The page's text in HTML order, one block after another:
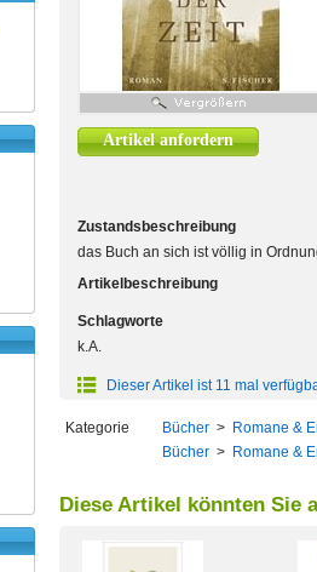
Artikel anfordern
Zustandsbeschreibung
das Buch an sich ist völlig in
Artikelbeschreibung
Schlagworte
k.A.
Dieser Artikel ist 11 mal
Kategorie Bücher > Romane &
Bücher > Romane &
Diese Artikel könnten Sie